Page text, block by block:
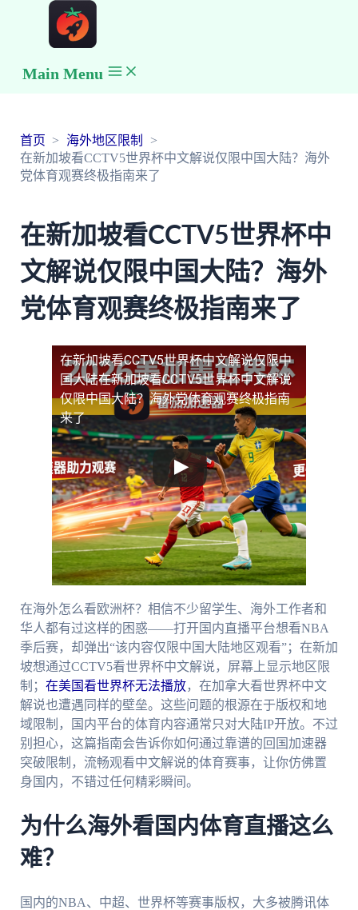
Main Menu
首页
海外地区限制
在新加坡看CCTV5世界杯中文解说仅限中国大陆？海外
党体育观赛终极指南来了
在新加坡看CCTV5世界杯中
文解说仅限中国大陆？海外
党体育观赛终极指南来了
在新加坡看CCTV5世界杯中文解说仅限中
国大陆在新加坡看CCTV5世界杯中文解说
仅限中国大陆？海外党体育观赛终极指南
来了
在海外怎么看欧洲杯？相信不少留学生、海外工作者和
华人都有过这样的困惑——打开国内直播平台想看NBA
季后赛，却弹出“该内容仅限中国大陆地区观看”；在新加
坡想通过CCTV5看世界杯中文解说，屏幕上显示地区限
制； 在美国看世界杯无法播放，在加拿大看世界杯中文
解说也遭遇同样的壁垒。这些问题的根源在于版权和地
域限制，国内平台的体育内容通常只对大陆IP开放。不过
别担心，这篇指南会告诉你如何通过靠谱的回国加速器
突破限制，流畅观看中文解说的体育赛事，让你仿佛置
身国内，不错过任何精彩瞬间。
为什么海外看国内体育直播这么
难？
国内的NBA、中超、世界杯等赛事版权，大多被腾讯体